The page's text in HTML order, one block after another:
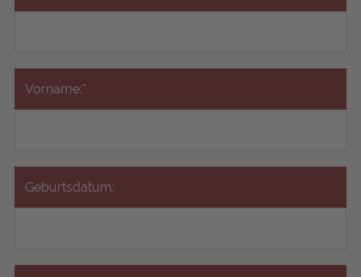
Vorname:*
Geburtsdatum: